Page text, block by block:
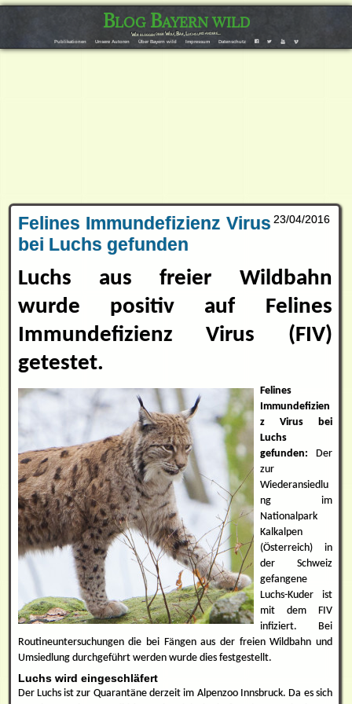
Blog Bayern wild
Wir bloggen über Wolf, Bär, Luchs und andere…
Publikationen Unsere Autoren Über Bayern wild Impressum Datenschutz F T Y V
23/04/2016
Felines Immundefizienz Virus
bei Luchs gefunden
Luchs aus freier Wildbahn
wurde positiv auf Felines
Immundefizienz Virus (FIV)
getestet.
Felines
Immundefizien
z Virus bei
Luchs
gefunden: Der
zur
Wiederansiedlu
ng im
Nationalpark
Kalkalpen
(Österreich) in
der Schweiz
gefangene
Luchs-Kuder ist
mit dem FIV
infiziert. Bei
Routineuntersuchungen die bei Fängen aus der freien Wildbahn und
Umsiedlung durchgeführt werden wurde dies festgestellt.
Luchs wird eingeschläfert
Der Luchs ist zur Quarantäne derzeit im Alpenzoo Innsbruck. Da es sich